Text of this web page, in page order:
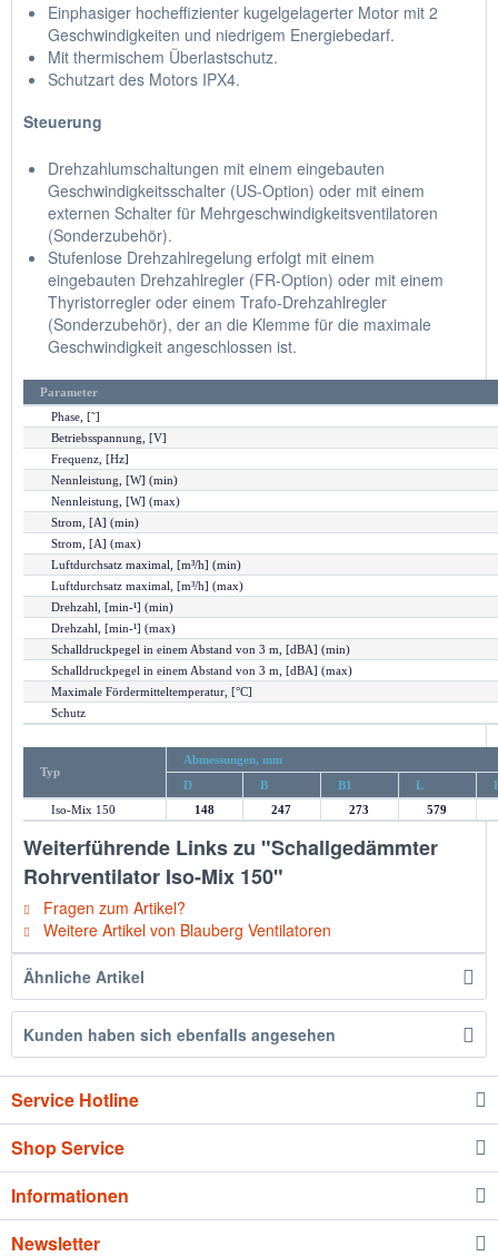
Einphasiger hocheffizienter kugelgelagerter Motor mit 2
Geschwindigkeiten und niedrigem Energiebedarf.
Mit thermischem Überlastschutz.
Schutzart des Motors IPX4.
Steuerung
Drehzahlumschaltungen mit einem eingebauten
Geschwindigkeitsschalter (US-Option) oder mit einem
externen Schalter für Mehrgeschwindigkeitsventilatoren
(Sonderzubehör).
Stufenlose Drehzahlregelung erfolgt mit einem
eingebauten Drehzahlregler (FR-Option) oder mit einem
Thyristorregler oder einem Trafo-Drehzahlregler
(Sonderzubehör), der an die Klemme für die maximale
Geschwindigkeit angeschlossen ist.
Parameter
Phase, [˜]
Betriebsspannung, [V]
Frequenz, [Hz]
Nennleistung, [W] (min)
Nennleistung, [W] (max)
Strom, [A] (min)
Strom, [A] (max)
Luftdurchsatz maximal, [m³/h] (min)
Luftdurchsatz maximal, [m³/h] (max)
Drehzahl, [min-¹] (min)
Drehzahl, [min-¹] (max)
Schalldruckpegel in einem Abstand von 3 m, [dBA] (min)
Schalldruckpegel in einem Abstand von 3 m, [dBA] (max)
Maximale Fördermitteltemperatur, [°C]
Schutz
Typ
Abmessungen, mm
D
B B1 L
Iso-Mix 150
148 247 273 579
Weiterführende Links zu "Schallgedämmter
Rohrventilator Iso-Mix 150"
Fragen zum Artikel?
Weitere Artikel von Blauberg Ventilatoren
Ähnliche Artikel
Kunden haben sich ebenfalls angesehen
Service Hotline
Shop Service
Informationen
Newsletter